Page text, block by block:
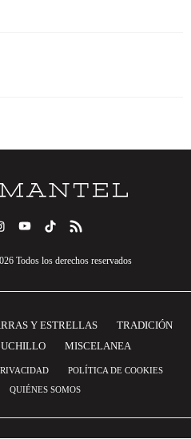
Todos los derechos reservados
Y ESTRELLAS
TRADICIÓN
MISCELANEA
POLÍTICA DE COOKIES
QUIÉNES SOMOS